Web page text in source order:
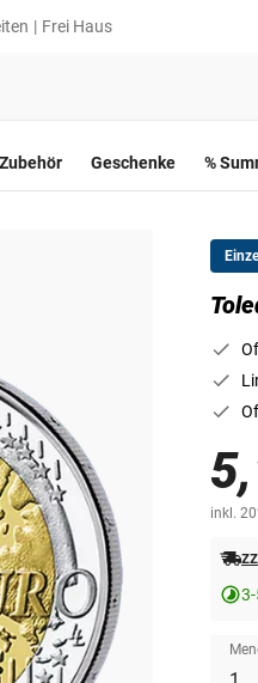
Frei Haus
Zubehör Geschenke %
inkl.